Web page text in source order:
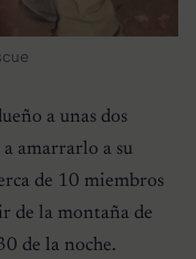
a unas dos
amarrarlo a su
de 10 miembros
de la montaña de
de la noche.